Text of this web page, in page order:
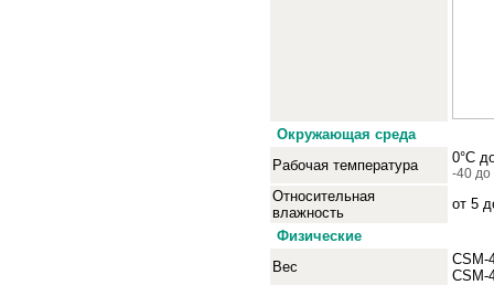
Окружающая среда
Рабочая температура
0°C
-40
Относительная
влажность
от 5
Физические
Вес
CSM-
CSM-